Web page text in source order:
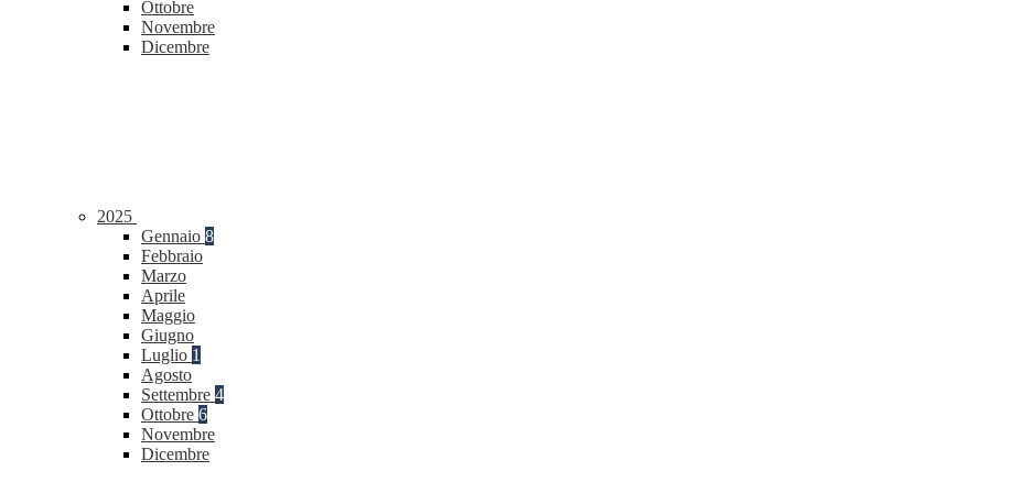
Ottobre
Novembre
Dicembre
2025
Gennaio 8
Febbraio
Marzo
Aprile
Maggio
Giugno
Luglio 1
Agosto
Settembre 4
Ottobre 6
Novembre
Dicembre